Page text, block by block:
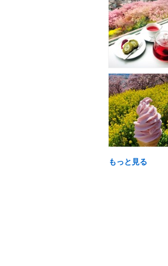
もっと見る